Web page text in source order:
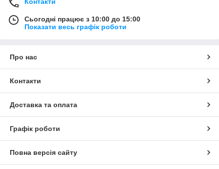
Сьогодні працює з 10:00 до 15:00
Показати весь графік роботи
Про нас
Контакти
Доставка та оплата
Графік роботи
Повна версія сайту